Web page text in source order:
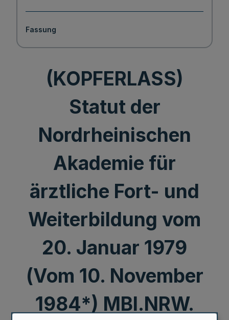
Fassung
(KOPFERLASS)
Statut der
Nordrheinischen
Akademie für
ärztliche Fort- und
Weiterbildung vom
20. Januar 1979
(Vom 10. November
1984*) MBl.NRW.